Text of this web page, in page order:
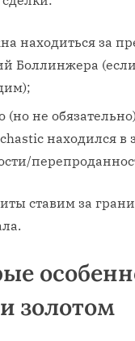
находиться за
Боллинжера (если
(но не
находился в
ставим за
золотом